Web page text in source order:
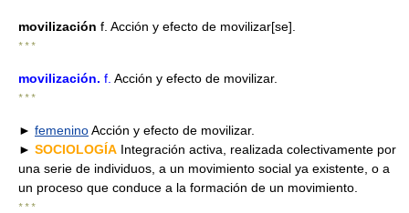
movilización f. Acción y efecto de movilizar[se].
* * *
movilización. f. Acción y efecto de movilizar.
* * *
► femeninoAcción y efecto de movilizar.
► SOCIOLOGÍA Integración activa, realizada colectivamente por
una serie de individuos, a un movimiento social ya existente, o a
un proceso que conduce a la formación de un movimiento.
* * *